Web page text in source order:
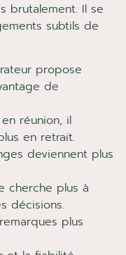
brutalement. Il se
subtils de
propose
de
réunion, il
en retrait.
deviennent plus
cherche plus à
décisions.
plus